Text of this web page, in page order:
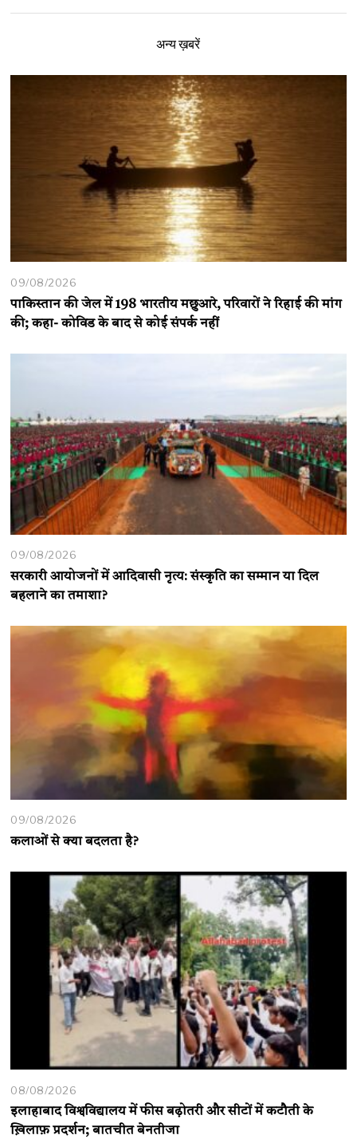
अन्य ख़बरें
09/08/2026
पाकिस्तान की जेल में 198 भारतीय मछुआरे, परिवारों ने रिहाई की मांग
की; कहा- कोविड के बाद से कोई संपर्क नहीं
09/08/2026
सरकारी आयोजनों में आदिवासी नृत्य: संस्कृति का सम्मान या दिल
बहलाने का तमाशा?
09/08/2026
कलाओं से क्या बदलता है?
08/08/2026
इलाहाबाद विश्वविद्यालय में फीस बढ़ोतरी और सीटों में कटौती के
ख़िलाफ़ प्रदर्शन; बातचीत बेनतीजा